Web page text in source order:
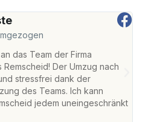
das Team der Firma
Der Umzug nach
stressfrei dank der
des Teams. Ich kann
jedem uneingeschränkt